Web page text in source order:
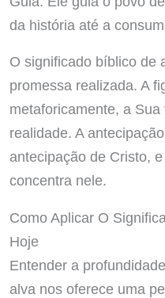
da história até a
O significado bíblico de
promessa realizada. A
metaforicamente, a
realidade. A
antecipação de Cristo,
concentra nele.
Como Aplicar O
Hoje
Entender a
alva nos oferece uma